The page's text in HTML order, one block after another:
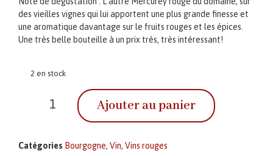
des vieilles vignes qui lui apportent une plus grande finesse et
une aromatique davantage sur le fruits rouges et les épices.
Une très belle bouteille à un prix très, très intéressant!
2 en stock
Ajouter au panier
Catégories Bourgogne, Vin, Vins rouges